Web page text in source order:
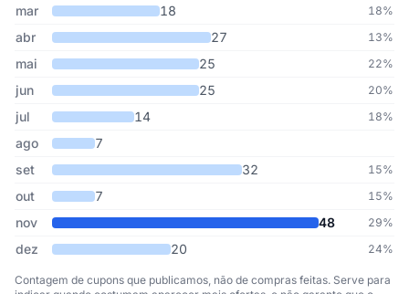
mar 18 18%
abr 27 13%
mai 25 22%
jun 25 20%
jul 14 18%
ago
7
set
32 15%
out 7 15%
nov 48 29%
dez 20 24%
Contagem de cupons que publicamos, não de compras feitas. Serve para